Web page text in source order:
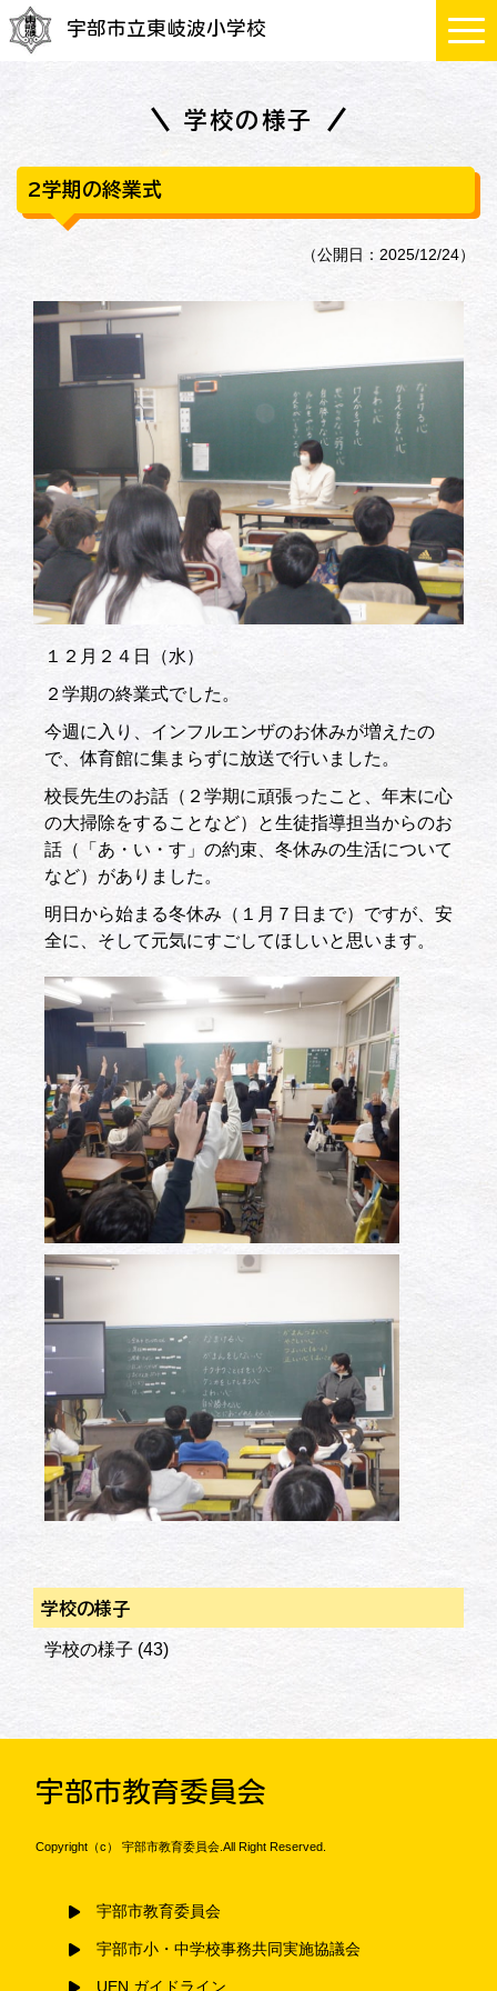
宇部市立東岐波小学校
学校の様子
2学期の終業式
（公開日：2025/12/24）
１２月２４日（水）
２学期の終業式でした。
今週に入り、インフルエンザのお休みが増えたの
で、体育館に集まらずに放送で行いました。
校長先生のお話（２学期に頑張ったこと、年末に心
の大掃除をすることなど）と生徒指導担当からのお
話（「あ・い・す」の約束、冬休みの生活について
など）がありました。
明日から始まる冬休み（１月７日まで）ですが、安
全に、そして元気にすごしてほしいと思います。
学校の様子
学校の様子 (43)
宇部市教育委員会
Copyright（c） 宇部市教育委員会.All Right Reserved.
宇部市教育委員会
宇部市小・中学校事務共同実施協議会
UEN ガイドライン